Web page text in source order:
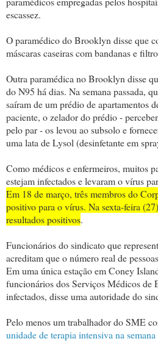
escassez.
O paramédico do Brooklyn disse que
máscaras caseiras com bandanas e
Outra paramédica no Brooklyn disse
do N95 há dias. Na semana passada,
saíram de um prédio de apartamentos
paciente, o zelador do prédio -
pelo par - os levou ao subsolo e
uma lata de Lysol (desinfetante em
Como médicos e enfermeiros, muitos
estejam infectados e levaram o vírus
Em 18 de março, três membros do
positivo para o vírus. Na sexta-feira
resultados positivos.
Funcionários do sindicato que
acreditam que o número real de
Em uma única estação em Coney
funcionários dos Serviços Médicos de
infectados, disse uma autoridade do
Pelo menos um trabalhador do SME
unidade de terapia intensiva na